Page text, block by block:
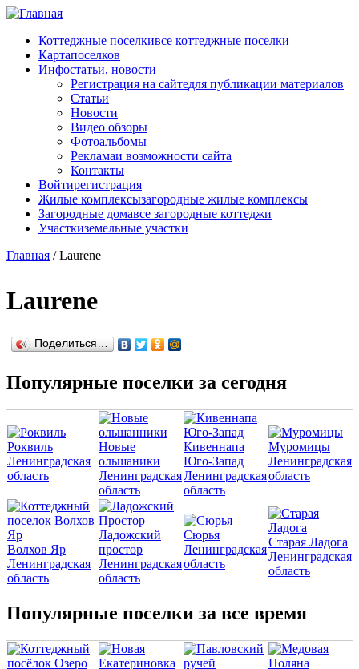
Перейти к основному содержанию
Коттеджные поселкивсе коттеджные поселки
Картапоселков
Инфостатьи, новости
Регистрация на сайтедля публикации материалов
Статьи
Новости
Видео обзоры
Фотоальбомы
Рекламаи возможности сайта
Контакты
Войтирегистрация
Жилые комплексызагородные жилые комплексы
Загородные домавсе загородные коттеджи
Участкиземельные участки
Главная /Laurene
Laurene
Поделиться…
Популярные поселки за сегодня
Роквиль
Ленинградская
область
Новые
ольшаники
Ленинградская
область
Кивеннапа
Юго-Запад
Ленинградская
область
Муромицы
Ленинградская
область
Волхов Яр
Ленинградская
область
Ладожский
простор
Ленинградская
область
Сюрья
Ленинградская
область
Старая Ладога
Ленинградская
область
Популярные поселки за все время